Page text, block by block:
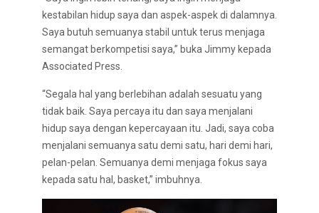
kestabilan hidup saya dan aspek-aspek di dalamnya.
Saya butuh semuanya stabil untuk terus menjaga
semangat berkompetisi saya,” buka Jimmy kepada
Associated Press.
“Segala hal yang berlebihan adalah sesuatu yang
tidak baik. Saya percaya itu dan saya menjalani
hidup saya dengan kepercayaan itu. Jadi, saya coba
menjalani semuanya satu demi satu, hari demi hari,
pelan-pelan. Semuanya demi menjaga fokus saya
kepada satu hal, basket,” imbuhnya.